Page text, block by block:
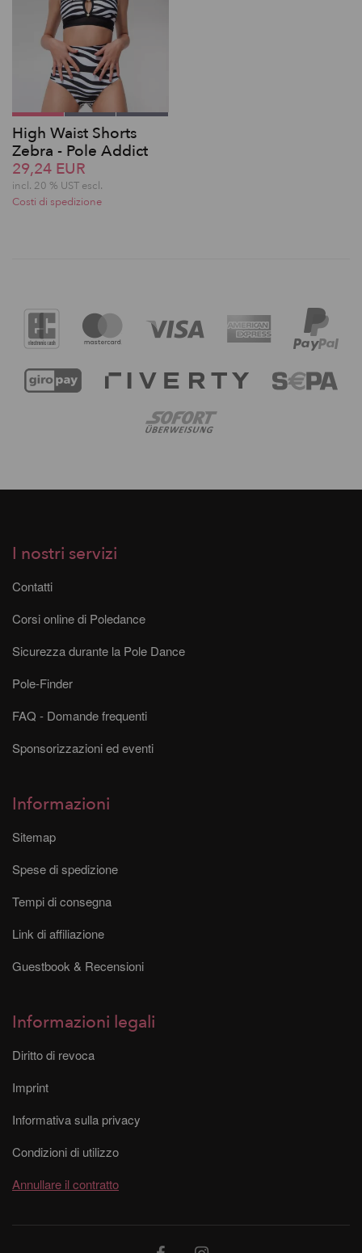
High Waist Shorts
Zebra - Pole Addict
29,24 EUR
incl. 20 % UST escl.
Costi di spedizione
I nostri servizi
Contatti
Corsi online di Poledance
Sicurezza durante la Pole Dance
Pole-Finder
FAQ - Domande frequenti
Sponsorizzazioni ed eventi
Informazioni
Sitemap
Spese di spedizione
Tempi di consegna
Link di affiliazione
Guestbook & Recensioni
Informazioni legali
Diritto di revoca
Imprint
Informativa sulla privacy
Condizioni di utilizzo
Annullare il contratto